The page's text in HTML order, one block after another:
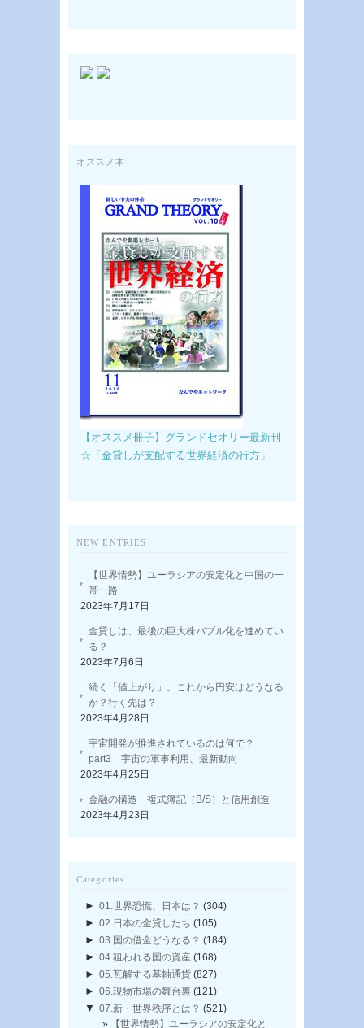
オススメ本
【オススメ冊子】グランドセオリー最新刊
☆「金貸しが支配する世界経済の行方」
NEW ENTRIES
【世界情勢】ユーラシアの安定化と中国の一
帯一路
2023年7月17日
金貸しは、最後の巨大株バブル化を進めてい
る？
2023年7月6日
続く「値上がり」。これから円安はどうなる
か？行く先は？
2023年4月28日
宇宙開発が推進されているのは何で？
part3 宇宙の軍事利用、最新動向
2023年4月25日
金融の構造 複式簿記（B/S）と信用創造
2023年4月23日
Categories
► 01.世界恐慌、日本は？ (304)
► 02.日本の金貸したち (105)
► 03.国の借金どうなる？ (184)
► 04.狙われる国の資産 (168)
► 05.瓦解する基軸通貨 (827)
► 06.現物市場の舞台裏 (121)
▼ 07.新・世界秩序とは？ (521)
【世界情勢】ユーラシアの安定化と